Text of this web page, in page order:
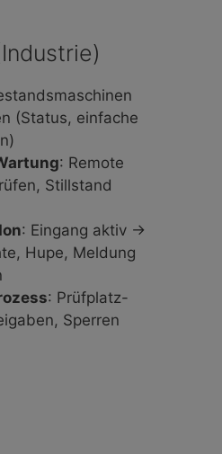
(Status, einfache
: Remote
Stillstand
: Eingang aktiv →
Hupe, Meldung
: Prüfplatz-
Sperren